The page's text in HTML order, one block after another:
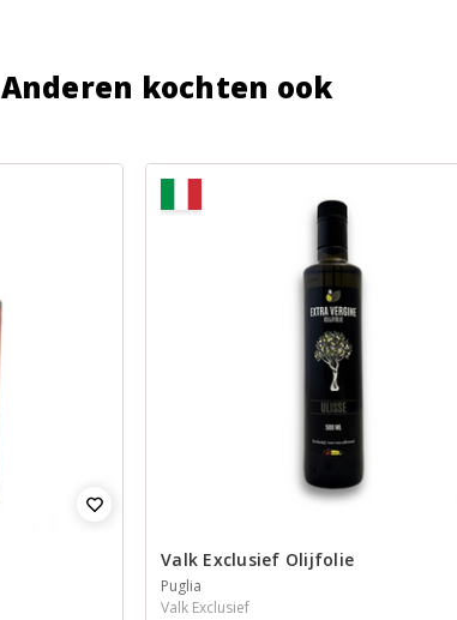
Anderen kochten ook
Valk Exclusief Olijfolie
Puglia
Valk Exclusief